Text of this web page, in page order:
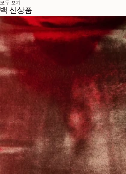
모두 보기
백 신상품